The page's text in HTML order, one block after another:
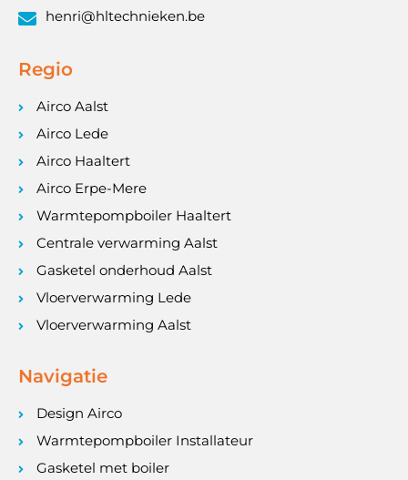
henri@hltechnieken.be
Regio
Airco Aalst
Airco Lede
Airco Haaltert
Airco Erpe-Mere
Warmtepompboiler Haaltert
Centrale verwarming Aalst
Gasketel onderhoud Aalst
Vloerverwarming Lede
Vloerverwarming Aalst
Navigatie
Design Airco
Warmtepompboiler Installateur
Gasketel met boiler